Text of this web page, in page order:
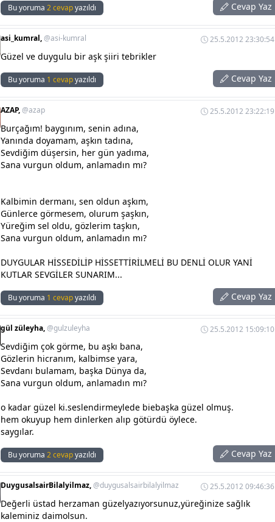
Bu yoruma 2 cevapyazıldı Cevap Yaz
asi_kumral,@asi-kumral 25.5.2012 23:30:54
Güzel ve duygulu bir aşk şiiri tebrikler
Bu yoruma 1 cevapyazıldı Cevap Yaz
AZAP,@azap 25.5.2012 23:22:19
Burçağım! baygınım, senin adına,
Yanında doyamam, aşkın tadına,
Sevdiğim düşersin, her gün yadıma,
Sana vurgun oldum, anlamadın mı?
Kalbimin dermanı, sen oldun aşkım,
Günlerce görmesem, olurum şaşkın,
Yüreğim sel oldu, gözlerim taşkın,
Sana vurgun oldum, anlamadın mı?
DUYGULAR HİSSEDİLİP HİSSETTİRİLMELİ BU DENLİ OLUR YANİ
KUTLAR SEVGİLER SUNARIM...
Bu yoruma 1 cevapyazıldı Cevap Yaz
gül züleyha,@gulzuleyha 25.5.2012 15:09:10
Sevdiğim çok görme, bu aşkı bana,
Gözlerin hicranım, kalbimse yara,
Sevdanı bulamam, başka Dünya da,
Sana vurgun oldum, anlamadın mı?
o kadar güzel ki.seslendirmeylede biebaşka güzel olmuş.
hem okuyup hem dinlerken alıp götürdü öylece.
saygılar.
Bu yoruma 2 cevapyazıldı Cevap Yaz
DuygusalsairBilalyilmaz,@duygusalsairbilalyilmaz 25.5.2012 09:46:36
Değerli üstad herzaman güzelyazıyorsunuz,yüreğinize sağlık
kaleminiz daimolsun.